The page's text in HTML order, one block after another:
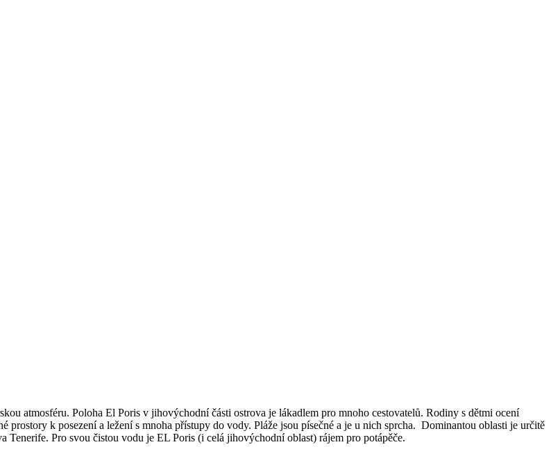
atmosféru. Poloha El Poris v jihovýchodní části ostrova je lákadlem pro mnoho cestovatelů. Rodiny s dětmi ocení
k posezení a ležení s mnoha přístupy do vody. Pláže jsou písečné a je u nich sprcha. Dominantou oblasti je určitě
Pro svou čistou vodu je EL Poris (i celá jihovýchodní oblast) rájem pro potápěče.